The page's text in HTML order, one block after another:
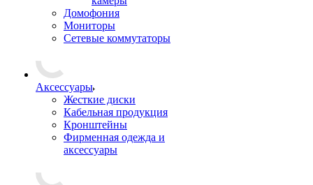
Домофония
Мониторы
Сетевые коммутаторы
Аксессуары
Жесткие диски
Кабельная продукция
Кронштейны
Фирменная одежда и
аксессуары